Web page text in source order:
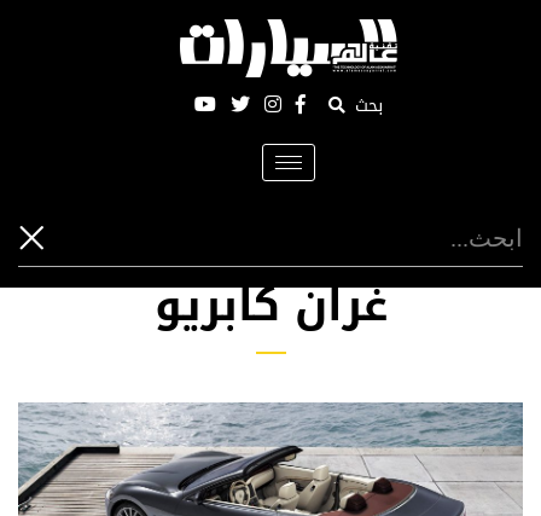
بحث
Toggle
navigation
غران كابريو